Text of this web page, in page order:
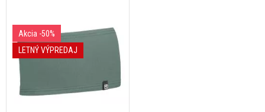
Akcia -50%
LETNÝ VÝPREDAJ